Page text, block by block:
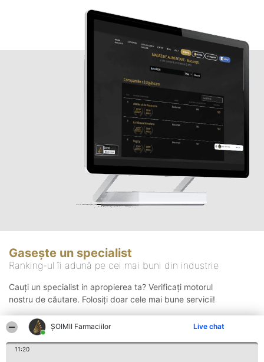
ŞOIMII Farmaciilor Live chat
11:20
Gasește un specialist
Ranking-ul îi adună pe cei mai buni din industrie
Cauți un specialist in apropierea ta? Verificați motorul
nostru de căutare. Folosiți doar cele mai bune servicii!